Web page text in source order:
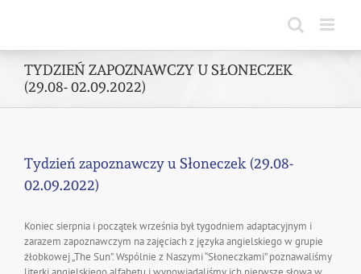
TYDZIEŃ ZAPOZNAWCZY U SŁONECZEK
(29.08- 02.09.2022)
Tydzień zapoznawczy u Słoneczek (29.08-
02.09.2022)
Koniec sierpnia i początek września był tygodniem adaptacyjnym i
zarazem zapoznawczym na zajęciach z języka angielskiego w grupie
żłobkowej „The Sun”. Wspólnie z Naszymi “Słoneczkami” poznawaliśmy